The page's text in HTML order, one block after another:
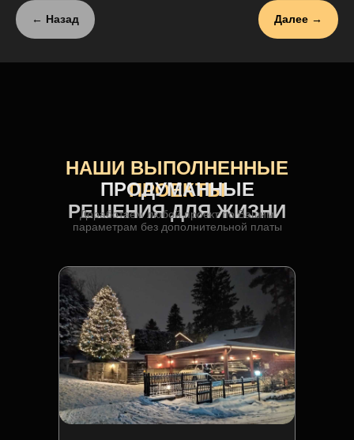
← Назад Далее →
НАШИ ВЫПОЛНЕННЫЕ
ПРОЕКТЫ
ПРОДУМАННЫЕ
РЕШЕНИЯ ДЛЯ ЖИЗНИ
Доработаем любой проект по Вашим
параметрам без дополнительной платы